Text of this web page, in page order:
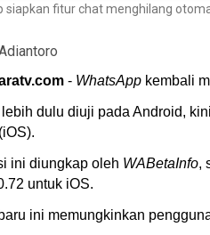
siapkan fitur chat menghilang
- WhatsApp kembali
dulu diuji pada Android,
ini diungkap oleh WABetaInfo,
untuk iOS.
ini memungkinkan